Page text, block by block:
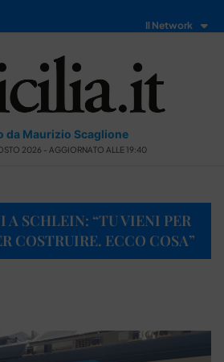
Il Network
da Maurizio Scaglione
2026 - AGGIORNATO ALLE 19:40
A SCHLEIN: “TU VIENI PER
COSTRUIRE. ECCO COSA”